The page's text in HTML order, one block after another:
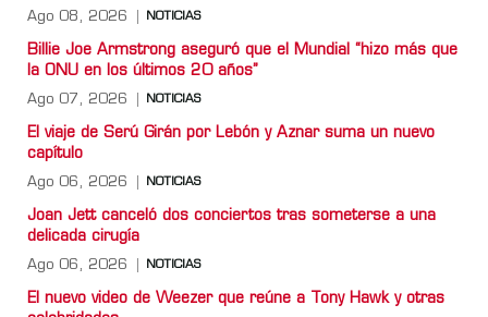
Ago 08, 2026 NOTICIAS
Billie Joe Armstrong aseguró que el Mundial “hizo más que
la ONU en los últimos 20 años”
Ago 07, 2026 NOTICIAS
El viaje de Serú Girán por Lebón y Aznar suma un nuevo
capítulo
Ago 06, 2026 NOTICIAS
Joan Jett canceló dos conciertos tras someterse a una
delicada cirugía
Ago 06, 2026 NOTICIAS
El nuevo video de Weezer que reúne a Tony Hawk y otras